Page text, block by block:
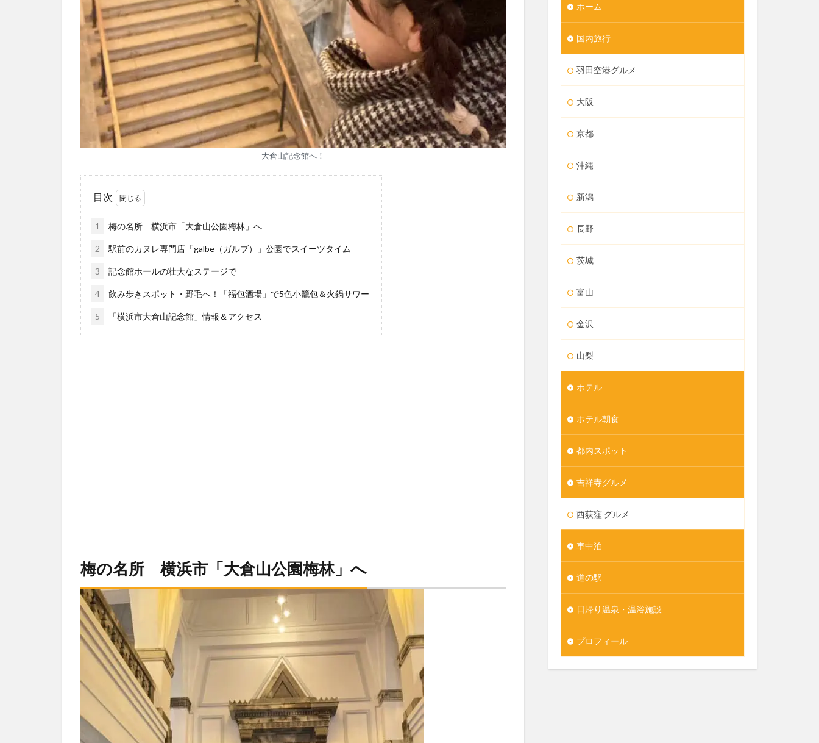
大倉山記念館へ！
目次
1 梅の名所 横浜市「大倉山公園梅林」へ
2 駅前のカヌレ専門店「galbe（ガルブ）」公園でスイーツタイム
3 記念館ホールの壮大なステージで
4 飲み歩きスポット・野毛へ！「福包酒場」で5色小籠包＆火鍋サワー
5 「横浜市大倉山記念館」情報＆アクセス
梅の名所 横浜市「大倉山公園梅林」へ
ホーム
国内旅行
羽田空港グルメ
大阪
京都
沖縄
新潟
長野
茨城
富山
金沢
山梨
ホテル
ホテル朝食
都内スポット
吉祥寺グルメ
西荻窪 グルメ
車中泊
道の駅
日帰り温泉・温浴施設
プロフィール